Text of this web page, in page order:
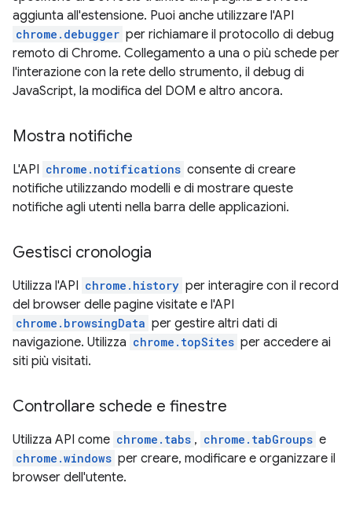
aggiunta all'estensione. Puoi anche utilizzare l'API
chrome.debugger per richiamare il protocollo di debug
remoto di Chrome. Collegamento a una o più schede per
l'interazione con la rete dello strumento, il debug di
JavaScript, la modifica del DOM e altro ancora.
Mostra notifiche
L'API chrome.notifications consente di creare
notifiche utilizzando modelli e di mostrare queste
notifiche agli utenti nella barra delle applicazioni.
Gestisci cronologia
Utilizza l'API chrome.history per interagire con il record
del browser delle pagine visitate e l'API
chrome.browsingData per gestire altri dati di
navigazione. Utilizza chrome.topSites per accedere ai
siti più visitati.
Controllare schede e finestre
Utilizza API come chrome.tabs , chrome.tabGroups e
chrome.windows per creare, modificare e organizzare il
browser dell'utente.